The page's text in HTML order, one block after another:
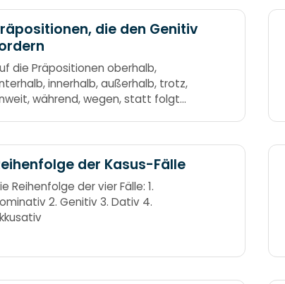
Wörter mit -chen
-lein werden großgeschrieben!
die den Genitiv
die Präpositionen oberhalb,
innerhalb, außerhalb, trotz,
während, wegen, statt folgt
unweit, während, wegen, statt
2. Fall stets bei sich hat.
der Kasus-Fälle
Reihenfolge der vier Fälle: 1.
2. Genitiv 3. Dativ 4.